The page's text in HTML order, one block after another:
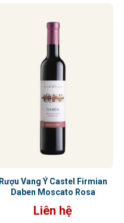
Rượu Vang Ý Castel Firmian
Daben Moscato Rosa
Liên hệ